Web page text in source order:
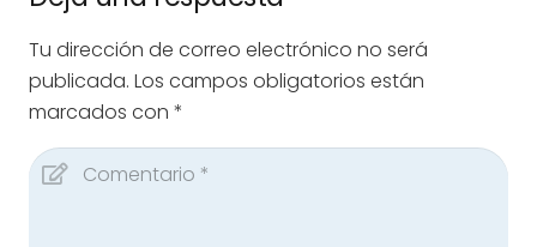
Tu dirección de correo electrónico no será
publicada. Los campos obligatorios están
marcados con *